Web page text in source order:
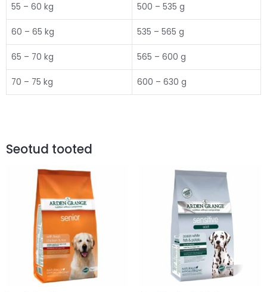
55 – 60 kg 500 – 535 g
60 – 65 kg 535 – 565 g
65 – 70 kg 565 – 600 g
70 – 75 kg 600 – 630 g
Seotud tooted